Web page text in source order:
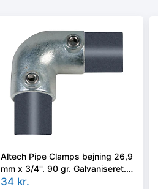
Altech Pipe Clamps bøjning 26,9
mm x 3/4''. 90 gr. Galvaniseret.
Reol system
34 kr.